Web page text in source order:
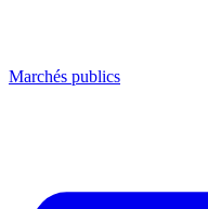
Marchés publics